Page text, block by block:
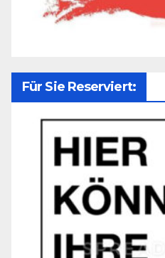
Für Sie Reserviert: